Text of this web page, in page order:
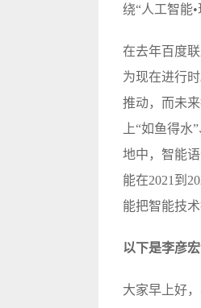
绕“人工智能
在去年百度
为现在进行
推动，而未
上“如鱼得
地中，智能
能在2021到
能把智能技
以下是李彦
大家早上好